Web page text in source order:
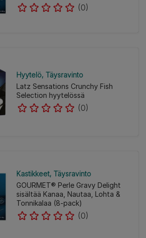
(0)
Hyytelö Täysravinto
Latz Sensations Crunchy Fish
Selection hyytelössä
(0)
Kastikkeet Täysravinto
GOURMET® Perle Gravy Delight
sisältää Kanaa, Nautaa, Lohta &
Tonnikalaa (8-pack)
(0)